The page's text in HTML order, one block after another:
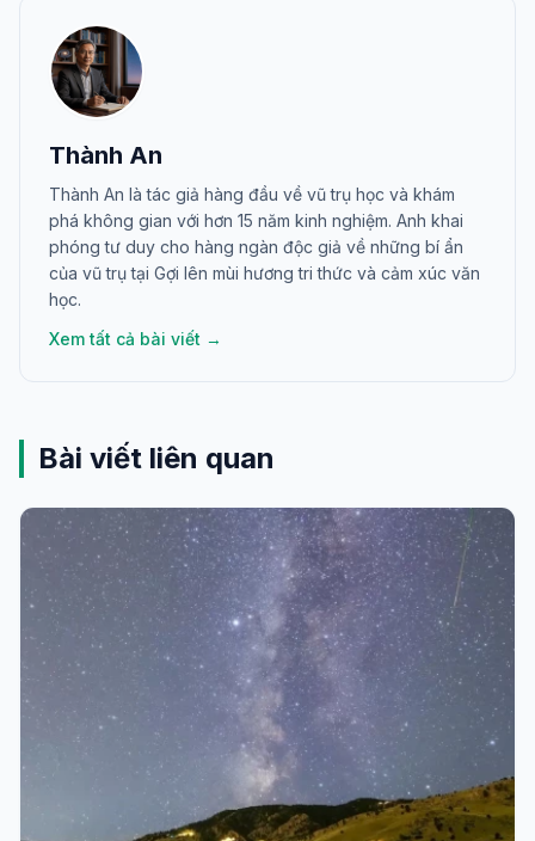
Thành An
Thành An là tác giả hàng đầu về vũ trụ học và khám
phá không gian với hơn 15 năm kinh nghiệm. Anh khai
phóng tư duy cho hàng ngàn độc giả về những bí ẩn
của vũ trụ tại Gợi lên mùi hương tri thức và cảm xúc văn
học.
Xem tất cả bài viết →
Bài viết liên quan